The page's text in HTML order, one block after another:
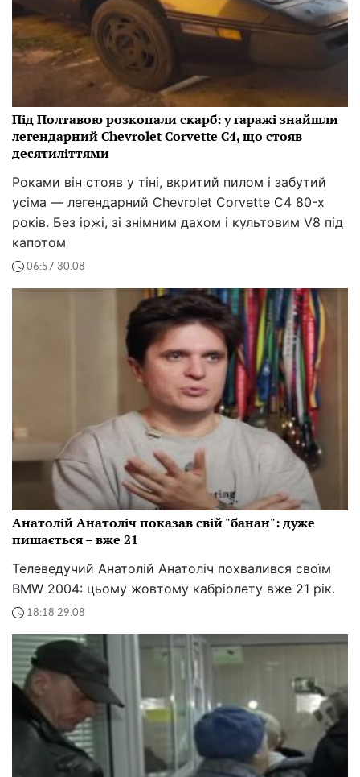
Під Полтавою розкопали скарб: у гаражі знайшли
легендарний Chevrolet Corvette C4, що стояв
десятиліттями
Роками він стояв у тіні, вкритий пилом і забутий
усіма — легендарний Chevrolet Corvette C4 80-х
років. Без іржі, зі знімним дахом і культовим V8 під
капотом
06:57 30.08
Анатолій Анатоліч показав свій "банан": дуже
пишається – вже 21
Телеведучий Анатолій Анатоліч похвалився своїм
BMW 2004: цьому жовтому кабріолету вже 21 рік.
18:18 29.08